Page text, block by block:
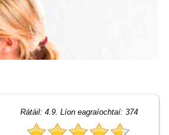
Rátáil: 4.9. Líon eagraíochtaí: 374